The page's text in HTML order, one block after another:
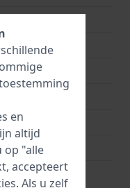
en
altijd
op "alle
accepteert
Als u zelf